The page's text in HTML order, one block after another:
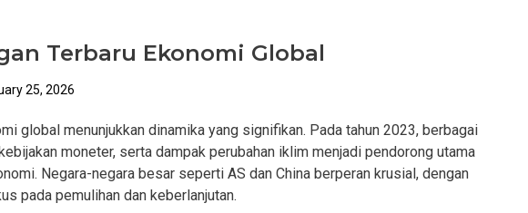
Terbaru Ekonomi Global
25, 2026
global menunjukkan dinamika yang signifikan. Pada tahun 2023, berbagai
moneter, serta dampak perubahan iklim menjadi pendorong utama
Negara-negara besar seperti AS dan China berperan krusial, dengan
pada pemulihan dan keberlanjutan.